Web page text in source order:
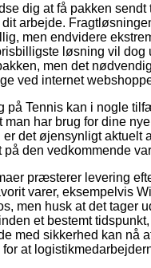
dig at få pakken
arbejde.
men endvidere
løsning vil dog
men det
ved internet
på Tennis kan i nogle
man har brug for dine
er det øjensynligt aktuelt
på den vedkommende
præsterer levering
varer, eksempelvis
men husk at det tager
et bestemt tidspunkt,
med sikkerhed kan nå
at